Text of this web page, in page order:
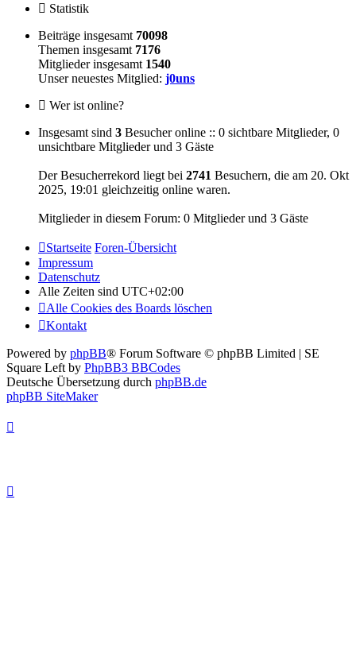
Statistik
Beiträge insgesamt 70098
Themen insgesamt 7176
Mitglieder insgesamt 1540
Unser neuestes Mitglied: j0uns
Wer ist online?
Insgesamt sind 3 Besucher online :: 0 sichtbare Mitglieder, 0
unsichtbare Mitglieder und 3 Gäste
Der Besucherrekord liegt bei 2741 Besuchern, die am 20. Okt
2025, 19:01 gleichzeitig online waren.
Mitglieder in diesem Forum: 0 Mitglieder und 3 Gäste
Startseite Foren-Übersicht
Impressum
Datenschutz
Alle Zeiten sind UTC+02:00
Alle Cookies des Boards löschen
Kontakt
Powered by phpBB® Forum Software © phpBB Limited | SE
Square Left by PhpBB3 BBCodes
Deutsche Übersetzung durch phpBB.de
phpBB SiteMaker